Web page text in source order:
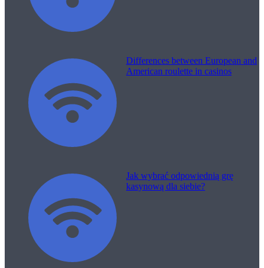
Differences between European and
American roulette in casinos
Jak wybrać odpowiednią grę
kasynową dla siebie?